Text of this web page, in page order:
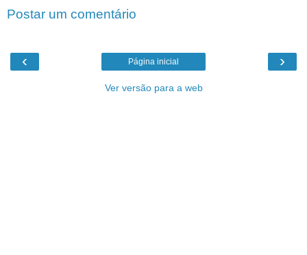
Postar um comentário
‹ ›
Página inicial
Ver versão para a web